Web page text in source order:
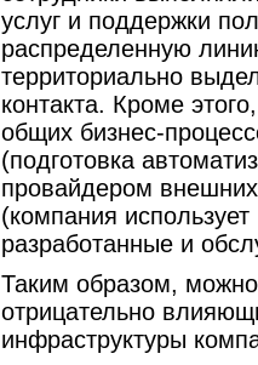
услуг и поддержки
распределенную
территориально
контакта. Кроме
общих бизнес-
(подготовка
провайдером
(компания
разработанные и
Таким образом,
отрицательно
инфраструктуры